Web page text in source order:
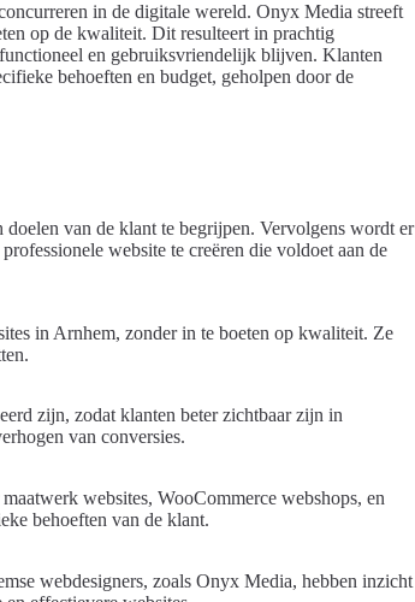
in de digitale wereld. Onyx Media streeft
op de kwaliteit. Dit resulteert in prachtig
en gebruiksvriendelijk blijven. Klanten
behoeften en budget, geholpen door de
van de klant te begrijpen. Vervolgens wordt er
website te creëren die voldoet aan de
in Arnhem, zonder in te boeten op kwaliteit. Ze
zijn, zodat klanten beter zichtbaar zijn in
van conversies.
websites, WooCommerce webshops, en
behoeften van de klant.
webdesigners, zoals Onyx Media, hebben inzicht